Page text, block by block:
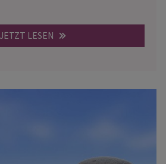
JETZT LESEN